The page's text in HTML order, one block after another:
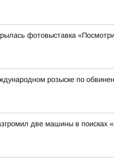
фотовыставка
розыске по
две машины в поисках